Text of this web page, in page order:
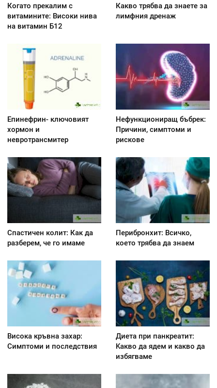
Когато прекалим с
витамините: Високи нива
на витамин Б12
Какво трябва да знаете за
лимфния дренаж
Епинефрин- ключовият
хормон и
невротрансмитер
Нефункциониращ бъбрек:
Причини, симптоми и
рискове
Спастичен колит: Как да
разберем, че го имаме
Перибронхит: Всичко,
което трябва да знаем
Висока кръвна захар:
Симптоми и последствия
Диета при панкреатит:
Kакво да ядем и какво да
избягваме